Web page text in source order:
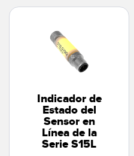
Matrices de Detección y
Sensores de Monitoreo de
Wireless Condition Monitoring
Sensor de Vibración
Comunicaciones de Fábrica
ENLACES
Lavado a Presión
Indicador de
Estado del
Sensor en
Línea de la
Serie S15L